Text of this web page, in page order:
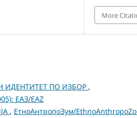
More
ИДЕНТИТЕТ ПО ИЗБОР ,
ЕАЗ/EAZ
, ЕтноАнтропоЗум/